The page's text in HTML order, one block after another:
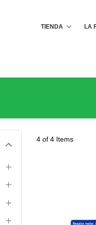
TIENDA LA
4 of 4 Items